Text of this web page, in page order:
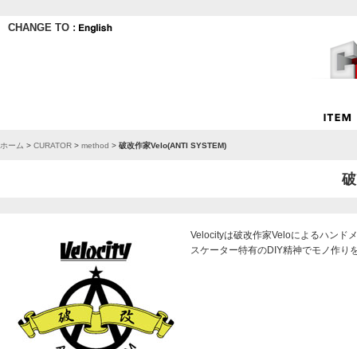
CHANGE TO :
ホーム > CURATOR > method > 破改作家Velo(ANTI SYSTEM)
Velocityは破改作家Veloによるハンド
スケーター特有のDIY精神でモノ作り